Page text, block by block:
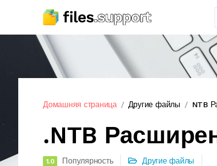
Домашняя страница Другие файлы NTB
.NTB
1.0 Популярность Другие файлы